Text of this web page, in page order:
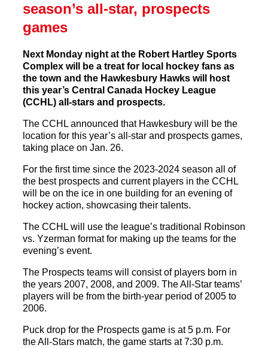
season’s all-star, prospects
games
Next Monday night at the Robert Hartley Sports
Complex will be a treat for local hockey fans as
the town and the Hawkesbury Hawks will host
this year’s Central Canada Hockey League
(CCHL) all-stars and prospects.
The CCHL announced that Hawkesbury will be the
location for this year’s all-star and prospects games,
taking place on Jan. 26.
For the first time since the 2023-2024 season all of
the best prospects and current players in the CCHL
will be on the ice in one building for an evening of
hockey action, showcasing their talents.
The CCHL will use the league’s traditional Robinson
vs. Yzerman format for making up the teams for the
evening’s event.
The Prospects teams will consist of players born in
the years 2007, 2008, and 2009. The All-Star teams’
players will be from the birth-year period of 2005 to
2006.
Puck drop for the Prospects game is at 5 p.m. For
the All-Stars match, the game starts at 7:30 p.m.